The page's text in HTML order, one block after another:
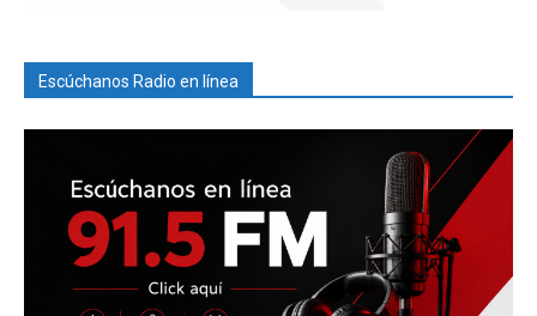
Escúchanos Radio en línea